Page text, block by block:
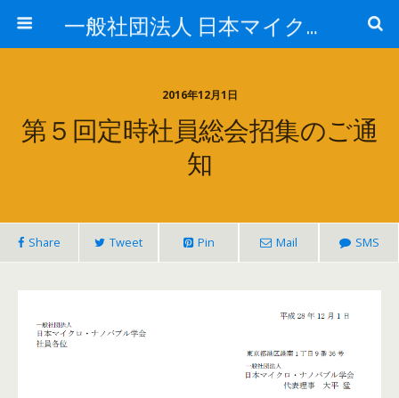
一般社団法人 日本マイクロ・ナノバブル学会
2016年12月1日
第５回定時社員総会招集のご通
知
Share Tweet Pin Mail SMS